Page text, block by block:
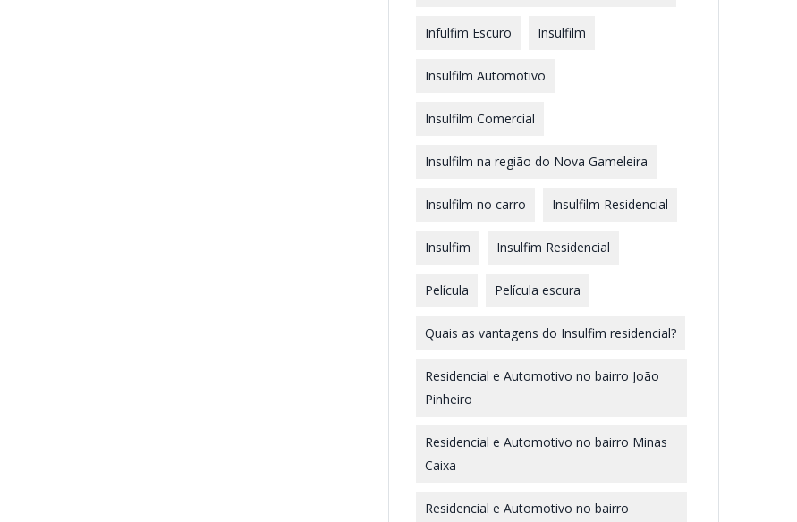
Infulfim Escuro Insulfilm
Insulfilm Automotivo
Insulfilm Comercial
Insulfilm na região do Nova Gameleira
Insulfilm no carro Insulfilm Residencial
Insulfim Insulfim Residencial
Película Película escura
Quais as vantagens do Insulfim residencial?
Residencial e Automotivo no bairro João
Pinheiro
Residencial e Automotivo no bairro Minas
Caixa
Residencial e Automotivo no bairro